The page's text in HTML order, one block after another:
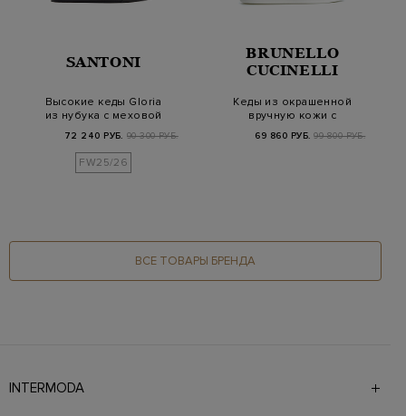
SANTONI
Высокие кеды Gloria
из нубука с меховой
72 240 РУБ. 90 300 РУБ.
FW25/26
BRUNELLO
CUCINELLI
Кеды из окрашенной
вручную кожи с
69 860 РУБ. 99 800 РУБ.
ВСЕ ТОВАРЫ БРЕНДА
INTERMODA